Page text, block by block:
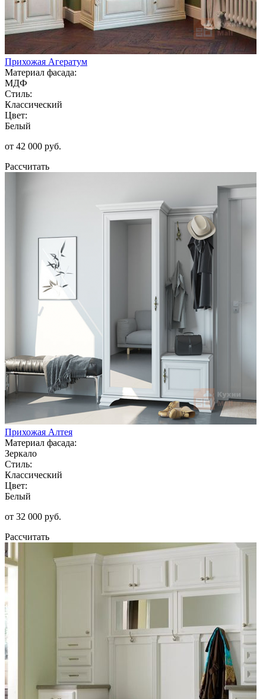
Прихожая Агератум
Материал фасада:
МДФ
Стиль:
Классический
Цвет:
Белый
от 42 000 руб.
Рассчитать
Прихожая Алтея
Материал фасада:
Зеркало
Стиль:
Классический
Цвет:
Белый
от 32 000 руб.
Рассчитать